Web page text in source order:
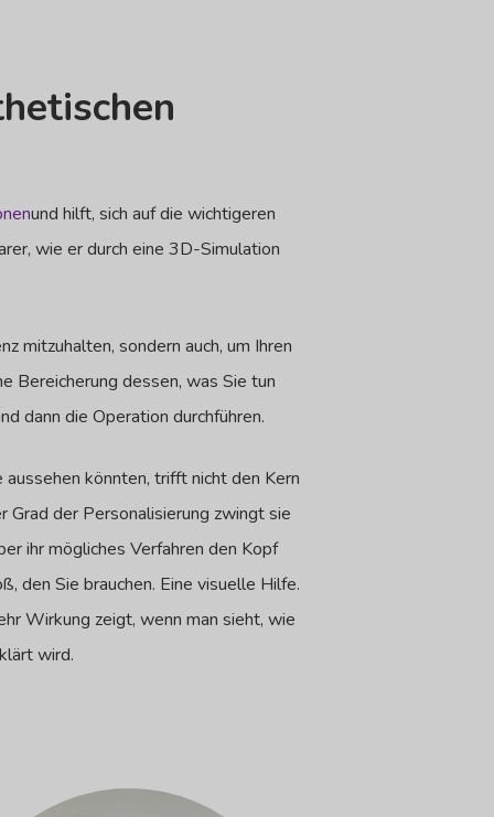
und hilft, sich auf die wichtigeren
wie er durch eine 3D-Simulation
mitzuhalten, sondern auch, um Ihren
Bereicherung dessen, was Sie tun
dann die Operation durchführen.
könnten, trifft nicht den Kern
Grad der Personalisierung zwingt sie
ihr mögliches Verfahren den Kopf
den Sie brauchen. Eine visuelle Hilfe.
Wirkung zeigt, wenn man sieht, wie
wird.